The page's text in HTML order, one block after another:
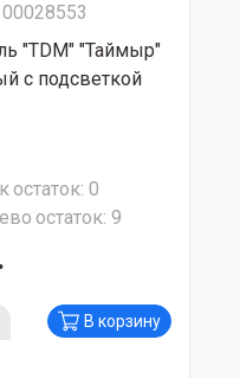
"TDM" "Таймыр"
с подсветкой
остаток: 0
остаток: 9
В корзину